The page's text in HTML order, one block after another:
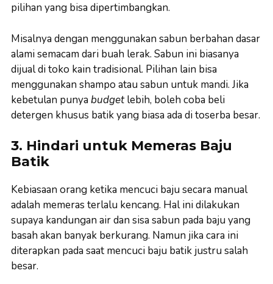
pilihan yang bisa dipertimbangkan.
Misalnya dengan menggunakan sabun berbahan dasar
alami semacam dari buah lerak. Sabun ini biasanya
dijual di toko kain tradisional. Pilihan lain bisa
menggunakan shampo atau sabun untuk mandi. Jika
kebetulan punya budgetlebih, boleh coba beli
detergen khusus batik yang biasa ada di toserba besar.
3. Hindari untuk Memeras Baju
Batik
Kebiasaan orang ketika mencuci baju secara manual
adalah memeras terlalu kencang. Hal ini dilakukan
supaya kandungan air dan sisa sabun pada baju yang
basah akan banyak berkurang. Namun jika cara ini
diterapkan pada saat mencuci baju batik justru salah
besar.